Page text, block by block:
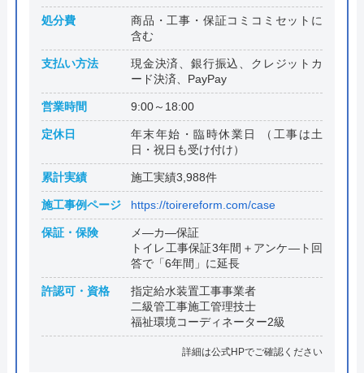
処分費
商品・工事・保証コミコミセットに
含む
支払い方法
現金決済、銀行振込、クレジットカ
ード決済、PayPay
営業時間 9:00～18:00
定休日
年末年始・臨時休業日 （工事は土
日・祝日も受け付け）
累計実績 施工実績3,988件
施工事例ページ https://toirereform.com/case
保証・保険
メ―カ―保証
トイレ工事保証3年間＋アンケ―ト回
答で「6年間」に延長
許認可・資格
指定給水装置工事事業者
二級管工事施工管理技士
福祉環境コーディネーター2級
詳細は公式HPでご確認ください